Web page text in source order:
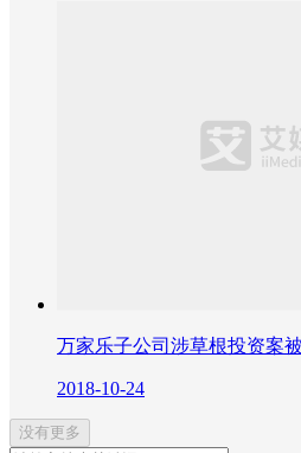
万家乐子公司涉草根投资案
2018-10-24
没有更多